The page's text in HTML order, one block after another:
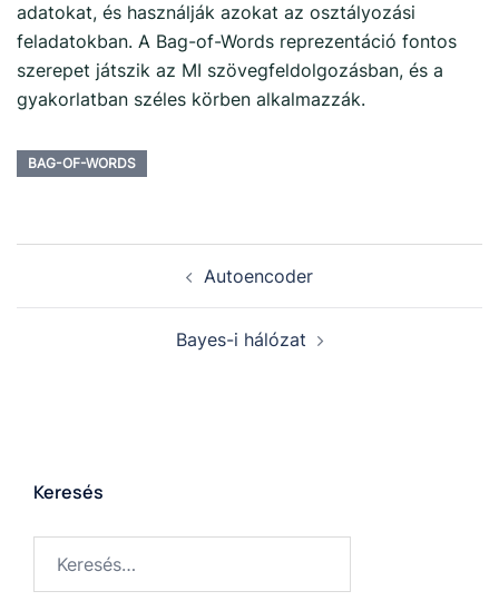
adatokat, és használják azokat az osztályozási
feladatokban. A Bag-of-Words reprezentáció fontos
szerepet játszik az MI szövegfeldolgozásban, és a
gyakorlatban széles körben alkalmazzák.
BAG-OF-WORDS
Autoencoder
Bayes-i hálózat
Keresés